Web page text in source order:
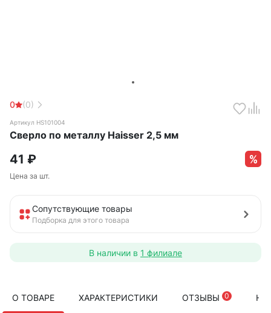
0 (0)
Артикул HS101004
Сверло по металлу Haisser 2,5 мм
41 ₽
Цена за шт.
Сопутствующие товары
Подборка для этого товара
В наличии в 1 филиале
О ТОВАРЕ ХАРАКТЕРИСТИКИ ОТЗЫВЫ 0